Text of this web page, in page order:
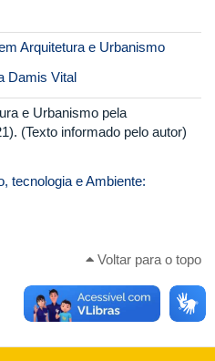
Arquitetura e Urbanismo
Damis Vital
e Urbanismo pela
(Texto informado pelo autor)
tecnologia e Ambiente:
Voltar para o topo